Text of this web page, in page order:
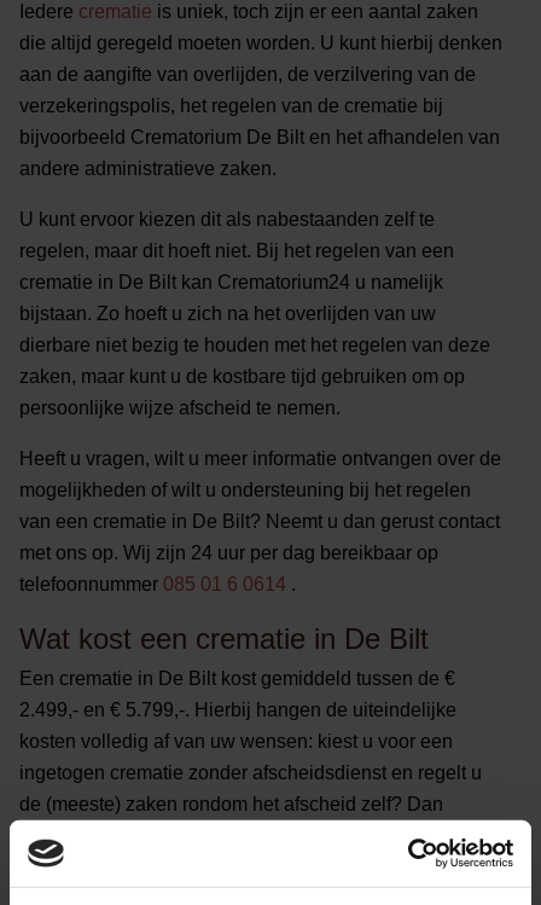
Iedere crematie is uniek, toch zijn er een aantal zaken
die altijd geregeld moeten worden. U kunt hierbij denken
aan de aangifte van overlijden, de verzilvering van de
verzekeringspolis, het regelen van de crematie bij
bijvoorbeeld Crematorium De Bilt en het afhandelen van
andere administratieve zaken.
U kunt ervoor kiezen dit als nabestaanden zelf te
regelen, maar dit hoeft niet. Bij het regelen van een
crematie in De Bilt kan Crematorium24 u namelijk
bijstaan. Zo hoeft u zich na het overlijden van uw
dierbare niet bezig te houden met het regelen van deze
zaken, maar kunt u de kostbare tijd gebruiken om op
persoonlijke wijze afscheid te nemen.
Heeft u vragen, wilt u meer informatie ontvangen over de
mogelijkheden of wilt u ondersteuning bij het regelen
van een crematie in De Bilt? Neemt u dan gerust contact
met ons op. Wij zijn 24 uur per dag bereikbaar op
telefoonnummer 085 01 6 0614 .
Wat kost een crematie in De Bilt
Een crematie in De Bilt kost gemiddeld tussen de €
2.499,- en € 5.799,-. Hierbij hangen de uiteindelijke
kosten volledig af van uw wensen: kiest u voor een
ingetogen crematie zonder afscheidsdienst en regelt u
de (meeste) zaken rondom het afscheid zelf? Dan
betaalt u minder dan wanneer u kiest voor een
uitgebreide crematie met afscheidsdienst, ruimte voor